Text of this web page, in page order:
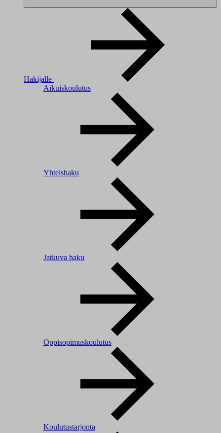
Hakijalle
Aikuiskoulutus
Yhteishaku
Jatkuva haku
Oppisopimuskoulutus
Koulutustarjonta